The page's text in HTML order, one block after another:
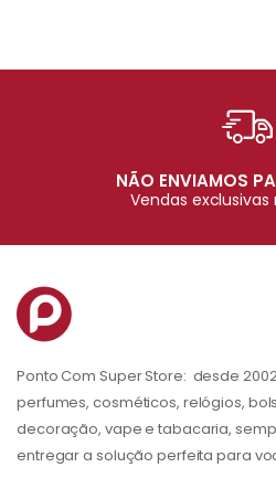
NÃO ENVIAMOS
Vendas exclusivas
Ponto Com Super Store: desde
perfumes, cosméticos, relógios,
decoração, vape e tabacaria,
entregar a solução perfeita para